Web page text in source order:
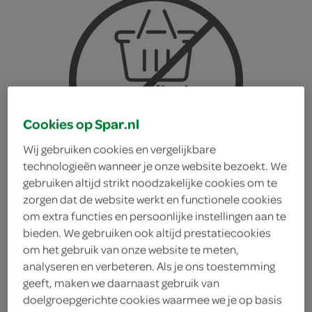
Unox good noodles kip
Unox
Cookies op Spar.nl
Wij gebruiken cookies en vergelijkbare
technologieën wanneer je onze website bezoekt. We
gebruiken altijd strikt noodzakelijke cookies om te
zorgen dat de website werkt en functionele cookies
om extra functies en persoonlijke instellingen aan te
bieden. We gebruiken ook altijd prestatiecookies
om het gebruik van onze website te meten,
analyseren en verbeteren. Als je ons toestemming
geeft, maken we daarnaast gebruik van
doelgroepgerichte cookies waarmee we je op basis